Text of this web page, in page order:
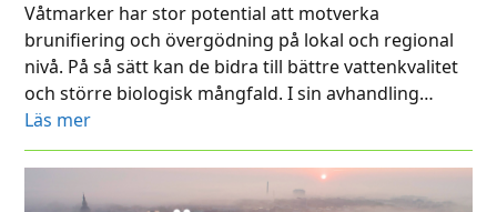
Våtmarker har stor potential att motverka
brunifiering och övergödning på lokal och regional
nivå. På så sätt kan de bidra till bättre vattenkvalitet
och större biologisk mångfald. I sin avhandling…
Läs mer